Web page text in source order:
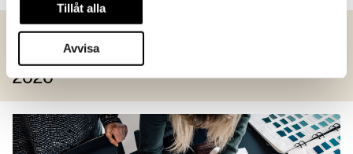
Tillåt alla
Avvisa
Länssjukhuset Ryhov tilldelades
Jönköpings Stadsbyggnadspris
2020